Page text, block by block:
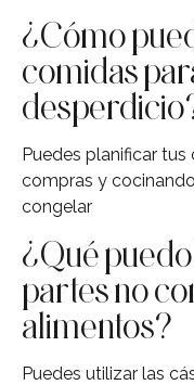
¿Cómo
comidas
Puedes planificar
compras y
congelar
¿Qué
partes no
alimentos?
Puedes utilizar las